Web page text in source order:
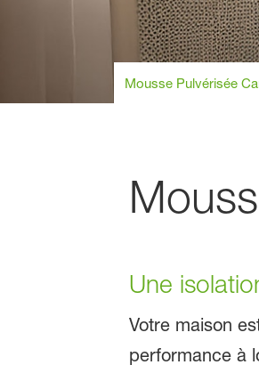
Mousse Pulvérisée
Une
Votre maison
performance à